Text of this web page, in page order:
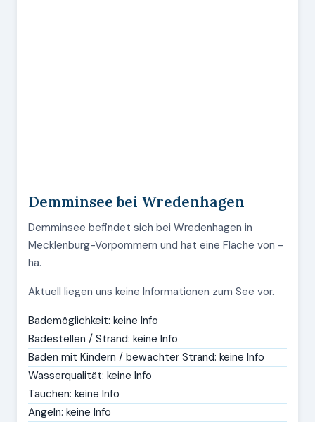
Demminsee bei Wredenhagen
Demminsee befindet sich bei Wredenhagen in
Mecklenburg-Vorpommern und hat eine Fläche von -
ha.
Aktuell liegen uns keine Informationen zum See vor.
Bademöglichkeit: keine Info
Badestellen / Strand: keine Info
Baden mit Kindern / bewachter Strand: keine Info
Wasserqualität: keine Info
Tauchen: keine Info
Angeln: keine Info